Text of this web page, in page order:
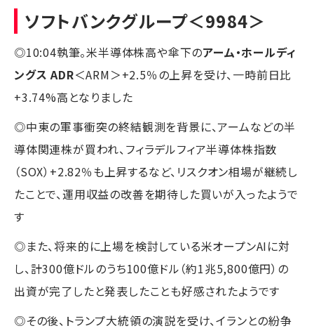
ソフトバンクグループ＜9984＞
◎10:04執筆。米半導体株高や傘下のアーム・ホールディ
ングス ADR＜ARM＞+2.5％の上昇を受け、一時前日比
+3.74%高となりました
◎中東の軍事衝突の終結観測を背景に、アームなどの半
導体関連株が買われ、フィラデルフィア半導体株指数
（SOX）+2.82％も上昇するなど、リスクオン相場が継続し
たことで、運用収益の改善を期待した買いが入ったようで
す
◎また、将来的に上場を検討している米オープンAIに対
し、計300億ドルのうち100億ドル（約1兆5,800億円）の
出資が完了したと発表したことも好感されたようです
◎その後、トランプ大統領の演説を受け、イランとの紛争